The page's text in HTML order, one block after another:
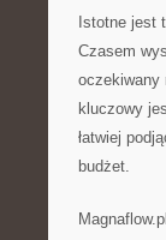
Istotne jest
Czasem
oczekiwany
kluczowy
łatwiej
budżet.